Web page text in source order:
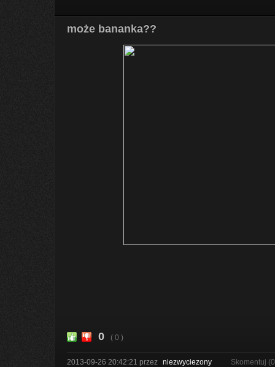
może bananka??
0 ( 0 )
2013-09-26 20:42:21 przez niezwyciezony Skomentuj